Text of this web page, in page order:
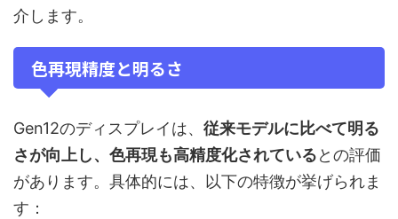
介します。
色再現精度と明るさ
Gen12のディスプレイは、 従来モデルに比べて明る
さが向上し、色再現も高精度化されているとの評価
があります。具体的には、以下の特徴が挙げられま
す：